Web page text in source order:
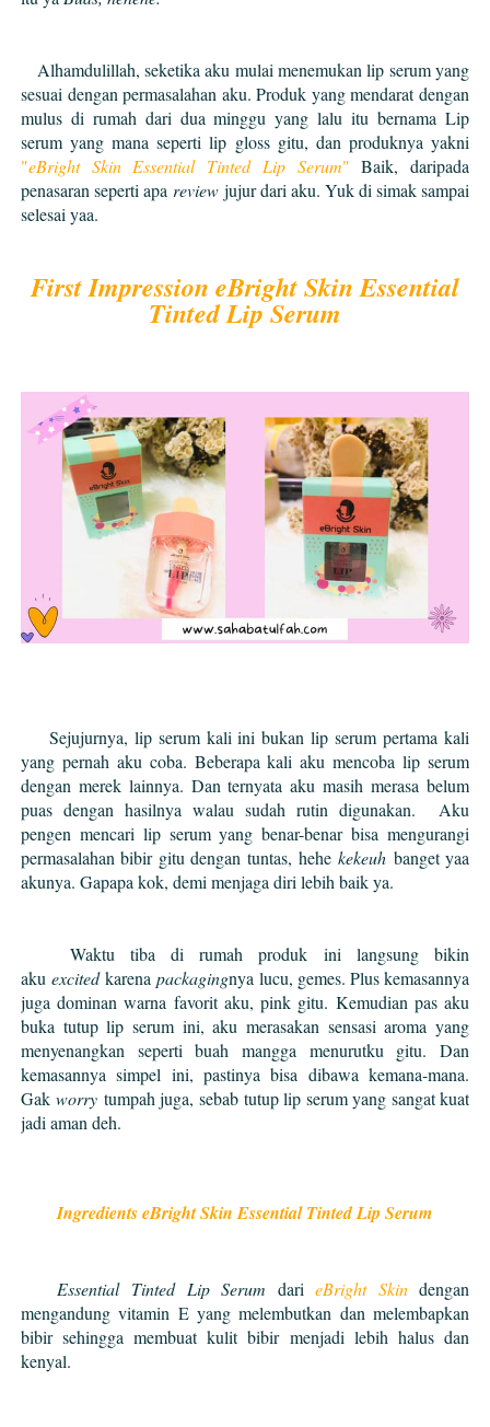
Alhamdulillah, seketika aku mulai menemukan lip serum yang
sesuai dengan permasalahan aku. Produk yang mendarat dengan
mulus di rumah dari dua minggu yang lalu itu bernama Lip
serum yang mana seperti lip gloss gitu, dan produknya yakni
"eBright Skin Essential Tinted Lip Serum" Baik, daripada
penasaran seperti apa reviewjujur dari aku. Yuk di simak sampai
selesai yaa.
First Impression eBright Skin Essential
Tinted Lip Serum
Sejujurnya, lip serum kali ini bukan lip serum pertama kali
yang pernah aku coba. Beberapa kali aku mencoba lip serum
dengan merek lainnya. Dan ternyata aku masih merasa belum
puas dengan hasilnya walau sudah rutin digunakan. Aku
pengen mencari lip serum yang benar-benar bisa mengurangi
permasalahan bibir gitu dengan tuntas, hehekekeuh banget yaa
akunya. Gapapa kok, demi menjaga diri lebih baik ya.
Waktu tiba di rumah produk ini langsung bikin
akuexcitedkarenapackagingnya lucu, gemes. Plus kemasannya
juga dominan warna favorit aku, pink gitu. Kemudian pas aku
buka tutup lip serum ini, aku merasakan sensasi aroma yang
menyenangkan seperti buah mangga menurutku gitu. Dan
kemasannya simpel ini, pastinya bisa dibawa kemana-mana.
Gakworry tumpah juga, sebab tutup lip serum yang sangat kuat
jadi aman deh.
Ingredients eBright Skin Essential Tinted Lip Serum
Essential Tinted Lip Serum darieBright Skin dengan
mengandung vitamin E yang melembutkan dan melembapkan
bibir sehingga membuat kulit bibir menjadi lebih halus dan
kenyal.